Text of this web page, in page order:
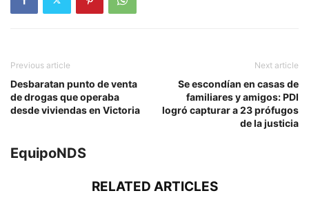
Previous article
Desbaratan punto de venta
de drogas que operaba
desde viviendas en Victoria
Next article
Se escondían en casas de
familiares y amigos: PDI
logró capturar a 23 prófugos
de la justicia
EquipoNDS
RELATED ARTICLES